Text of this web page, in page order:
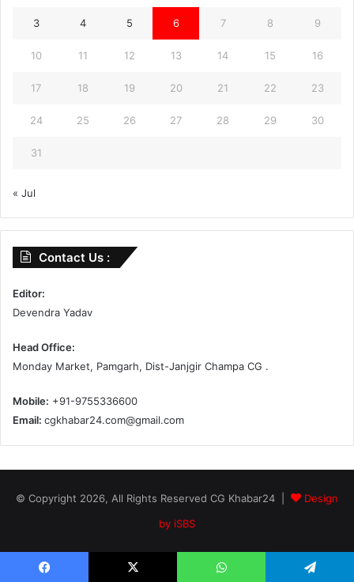
3 4 5 6 7 8 9
10 11 12 13 14 15 16
17 18 19 20 21 22 23
24 25 26 27 28 29 30
31
« Jul
Contact Us :
Editor:
Devendra Yadav
Head Office:
Monday Market, Pamgarh, Dist-Janjgir Champa CG .
Mobile: +91-9755336600
Email: cgkhabar24.com@gmail.com
© Copyright 2026, All Rights Reserved CG Khabar24 |
Design
by iSBS